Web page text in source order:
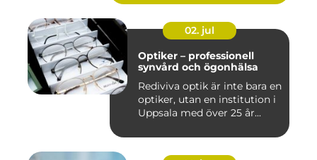
02. jul
Optiker – professionell
synvård och ögonhälsa
Rediviva optik är inte bara en
optiker, utan en institution i
Uppsala med över 25 år...